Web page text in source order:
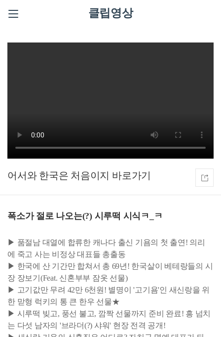
클립영상
어서와 한국은 처음이지
폭소가 절로 나오는(?) 시루떡 시식ㅋ_ㅋ
▶ 품절남 대열에 합류한 캐나다 출신 기욤의 첫 출연! 의리
에 죽고 사는 비정상 대표들 총출동
▶ 한국에 산 기간만 합쳐서 총 69년! 한국살이 베테랑들의 시
장 장보기(Feat. 신혼부부 잠옷 선물)
▶ 고기값만 무려 42만 6천원! 별명이 '고기욤'인 새신랑을 위
한 맏형 럭키의 통 큰 한우 선물★
▶ 시루떡 빚고, 풍선 불고, 깜짝 선물까지 준비 완료! 흥 넘치
는 다섯 남자의 '브라더(?) 샤워' 현장 전격 공개!